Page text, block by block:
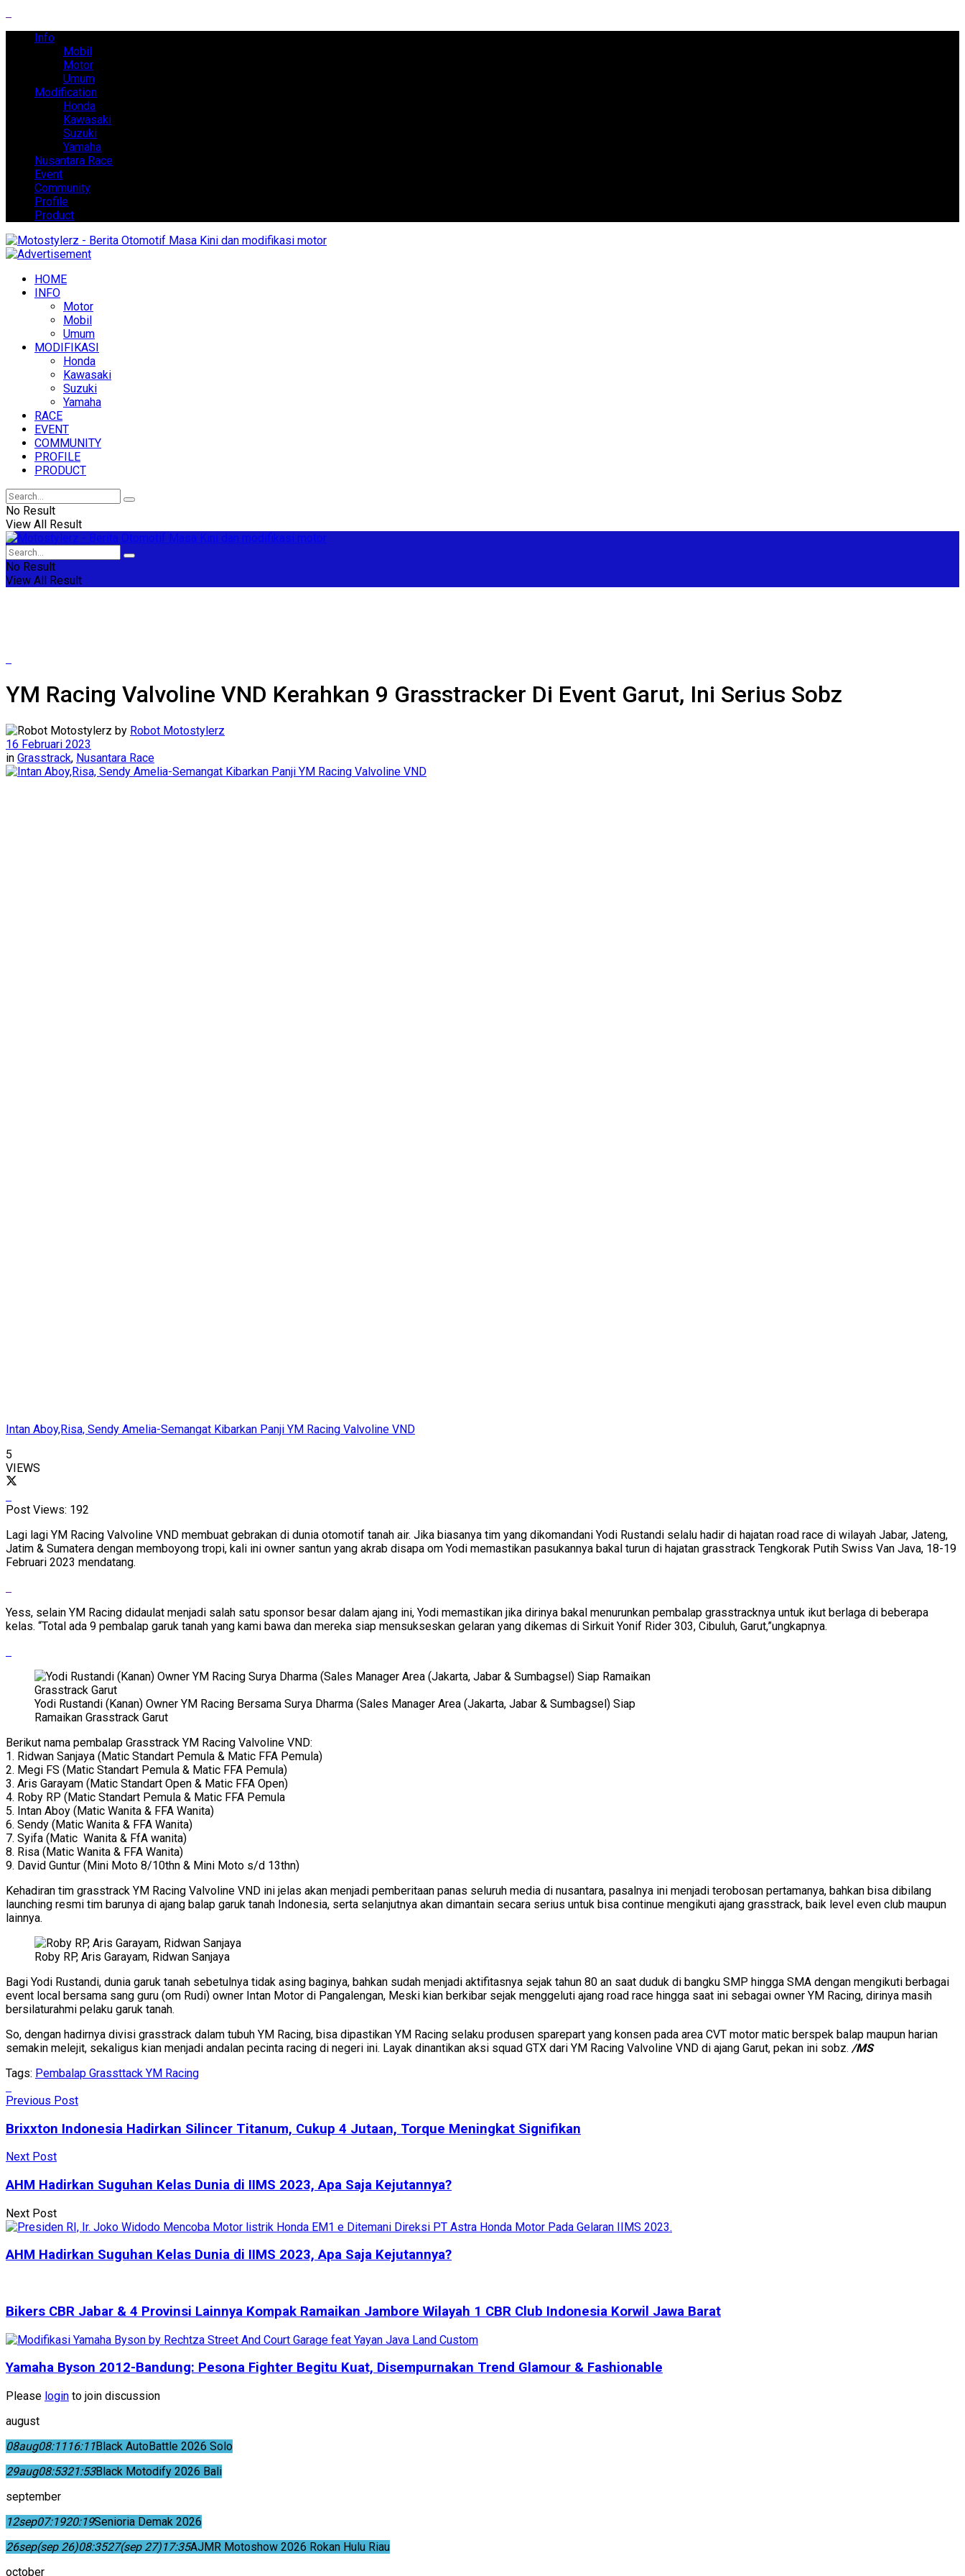
Info
Mobil
Motor
Umum
Modification
Honda
Kawasaki
Suzuki
Yamaha
Nusantara Race
Event
Community
Profile
Product
HOME
INFO
Motor
Mobil
Umum
MODIFIKASI
Honda
Kawasaki
Suzuki
Yamaha
RACE
EVENT
COMMUNITY
PROFILE
PRODUCT
No Result
View All Result
No Result
View All Result
YM Racing Valvoline VND Kerahkan 9 Grasstracker Di Event Garut, Ini Serius Sobz
by Robot Motostylerz
16 Februari 2023
in Grasstrack, Nusantara Race
Intan Aboy,Risa, Sendy Amelia-Semangat Kibarkan Panji YM Racing Valvoline VND
5
VIEWS
Post Views: 192
Lagi lagi YM Racing Valvoline VND membuat gebrakan di dunia otomotif tanah air. Jika biasanya tim yang dikomandani Yodi Rustandi selalu hadir di hajatan road race di wilayah Jabar, Jateng,
Jatim & Sumatera dengan memboyong tropi, kali ini owner santun yang akrab disapa om Yodi memastikan pasukannya bakal turun di hajatan grasstrack Tengkorak Putih Swiss Van Java, 18-19
Februari 2023 mendatang.
Yess, selain YM Racing didaulat menjadi salah satu sponsor besar dalam ajang ini, Yodi memastikan jika dirinya bakal menurunkan pembalap grasstracknya untuk ikut berlaga di beberapa
kelas. “Total ada 9 pembalap garuk tanah yang kami bawa dan mereka siap mensukseskan gelaran yang dikemas di Sirkuit Yonif Rider 303, Cibuluh, Garut,”ungkapnya.
Yodi Rustandi (Kanan) Owner YM Racing Bersama Surya Dharma (Sales Manager Area (Jakarta, Jabar & Sumbagsel) Siap
Ramaikan Grasstrack Garut
Berikut nama pembalap Grasstrack YM Racing Valvoline VND:
1. Ridwan Sanjaya (Matic Standart Pemula & Matic FFA Pemula)
2. Megi FS (Matic Standart Pemula & Matic FFA Pemula)
3. Aris Garayam (Matic Standart Open & Matic FFA Open)
4. Roby RP (Matic Standart Pemula & Matic FFA Pemula
5. Intan Aboy (Matic Wanita & FFA Wanita)
6. Sendy (Matic Wanita & FFA Wanita)
7. Syifa (Matic Wanita & FfA wanita)
8. Risa (Matic Wanita & FFA Wanita)
9. David Guntur (Mini Moto 8/10thn & Mini Moto s/d 13thn)
Kehadiran tim grasstrack YM Racing Valvoline VND ini jelas akan menjadi pemberitaan panas seluruh media di nusantara, pasalnya ini menjadi terobosan pertamanya, bahkan bisa dibilang
launching resmi tim barunya di ajang balap garuk tanah Indonesia, serta selanjutnya akan dimantain secara serius untuk bisa continue mengikuti ajang grasstrack, baik level even club maupun
lainnya.
Roby RP, Aris Garayam, Ridwan Sanjaya
Bagi Yodi Rustandi, dunia garuk tanah sebetulnya tidak asing baginya, bahkan sudah menjadi aktifitasnya sejak tahun 80 an saat duduk di bangku SMP hingga SMA dengan mengikuti berbagai
event local bersama sang guru (om Rudi) owner Intan Motor di Pangalengan, Meski kian berkibar sejak menggeluti ajang road race hingga saat ini sebagai owner YM Racing, dirinya masih
bersilaturahmi pelaku garuk tanah.
So, dengan hadirnya divisi grasstrack dalam tubuh YM Racing, bisa dipastikan YM Racing selaku produsen sparepart yang konsen pada area CVT motor matic berspek balap maupun harian
semakin melejit, sekaligus kian menjadi andalan pecinta racing di negeri ini. Layak dinantikan aksi squad GTX dari YM Racing Valvoline VND di ajang Garut, pekan ini sobz. /MS
Tags: Pembalap Grassttack YM Racing
Previous Post
Brixxton Indonesia Hadirkan Silincer Titanum, Cukup 4 Jutaan, Torque Meningkat Signifikan
Next Post
AHM Hadirkan Suguhan Kelas Dunia di IIMS 2023, Apa Saja Kejutannya?
Next Post
AHM Hadirkan Suguhan Kelas Dunia di IIMS 2023, Apa Saja Kejutannya?
Bikers CBR Jabar & 4 Provinsi Lainnya Kompak Ramaikan Jambore Wilayah 1 CBR Club Indonesia Korwil Jawa Barat
Yamaha Byson 2012-Bandung: Pesona Fighter Begitu Kuat, Disempurnakan Trend Glamour & Fashionable
Please login to join discussion
august
08aug08:1116:11Black AutoBattle 2026 Solo
29aug08:5321:53Black Motodify 2026 Bali
september
12sep07:1920:19Senioria Demak 2026
26sep(sep 26)08:3527(sep 27)17:35AJMR Motoshow 2026 Rokan Hulu Riau
october